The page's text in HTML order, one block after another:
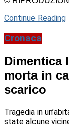
Continue Reading
Cronaca
Dimentica
morta in
scarico
Tragedia in
state alcune